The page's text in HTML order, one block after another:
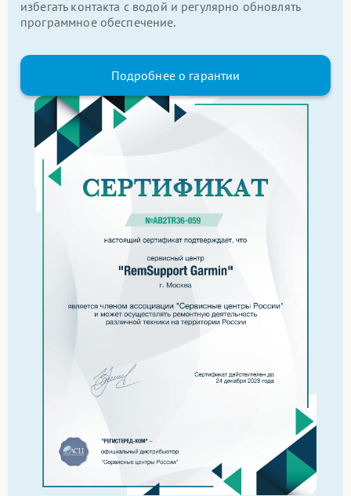
избегать контакта с водой и регулярно обновлять
программное обеспечение.
Подробнее о гарантии